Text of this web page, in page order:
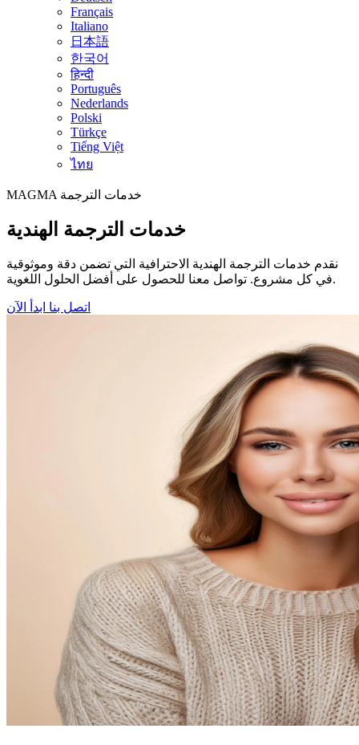
Français
Italiano
日本語
한국어
हिन्दी
Português
Nederlands
Polski
Türkçe
Tiếng Việt
ไทย
MAGMA خدمات الترجمة
خدمات الترجمة الهندية
نقدم خدمات الترجمة الهندية الاحترافية التي تضمن دقة وموثوقية
في كل مشروع. تواصل معنا للحصول على أفضل الحلول اللغوية.
اتصل بنا ابدأ الآن